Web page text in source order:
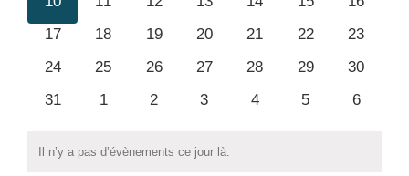
évènements
0
17
0
18
0
19
0
20
0
21
0
22
0
23
0
24
0
25
0
26
0
27
0
28
0
29
0
30
0
31
0
1
0
2
0
3
0
4
0
5
0
6
Notice
Il n’y a pas d’évènements ce jour là.